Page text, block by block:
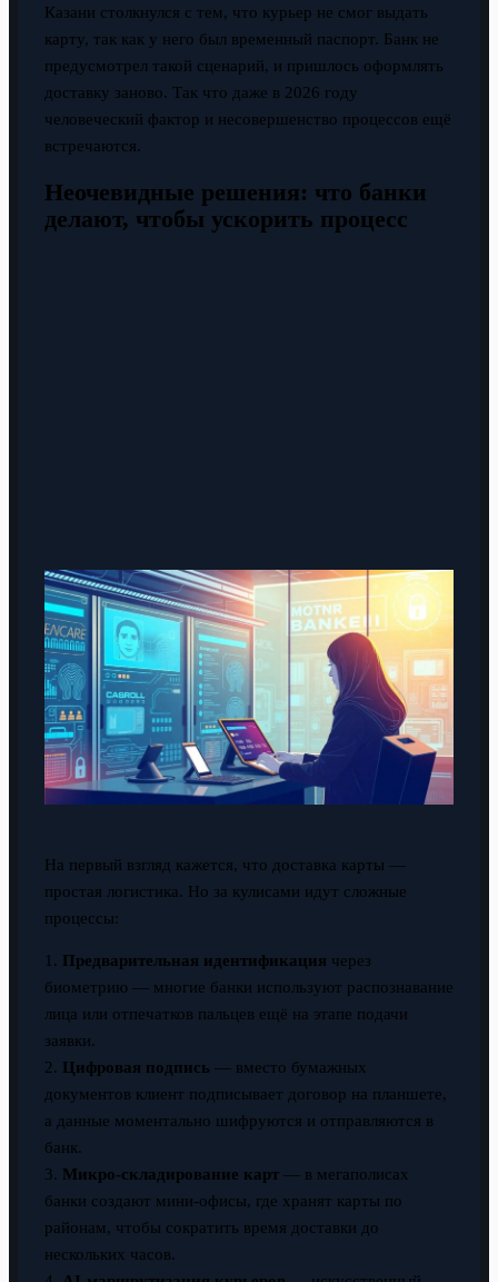
Казани столкнулся с тем, что курьер не смог выдать
карту, так как у него был временный паспорт. Банк не
предусмотрел такой сценарий, и пришлось оформлять
доставку заново. Так что даже в 2026 году
человеческий фактор и несовершенство процессов ещё
встречаются.
Неочевидные решения: что банки
делают, чтобы ускорить процесс
На первый взгляд кажется, что доставка карты —
простая логистика. Но за кулисами идут сложные
процессы:
1. Предварительная идентификация через
биометрию — многие банки используют распознавание
лица или отпечатков пальцев ещё на этапе подачи
заявки.
2. Цифровая подпись — вместо бумажных
документов клиент подписывает договор на планшете,
а данные моментально шифруются и отправляются в
банк.
3. Микро-складирование карт— в мегаполисах
банки создают мини-офисы, где хранят карты по
районам, чтобы сократить время доставки до
нескольких часов.